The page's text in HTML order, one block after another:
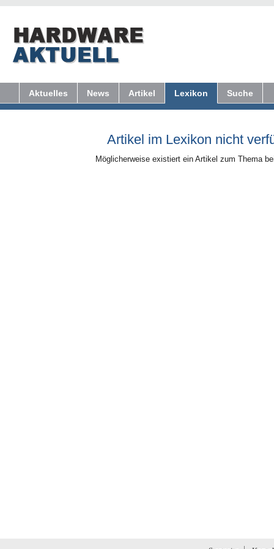
Aktuelles News Artikel Lexikon Suche
Artikel im Lexikon nicht
Möglicherweise existiert ein Artikel zum Thema